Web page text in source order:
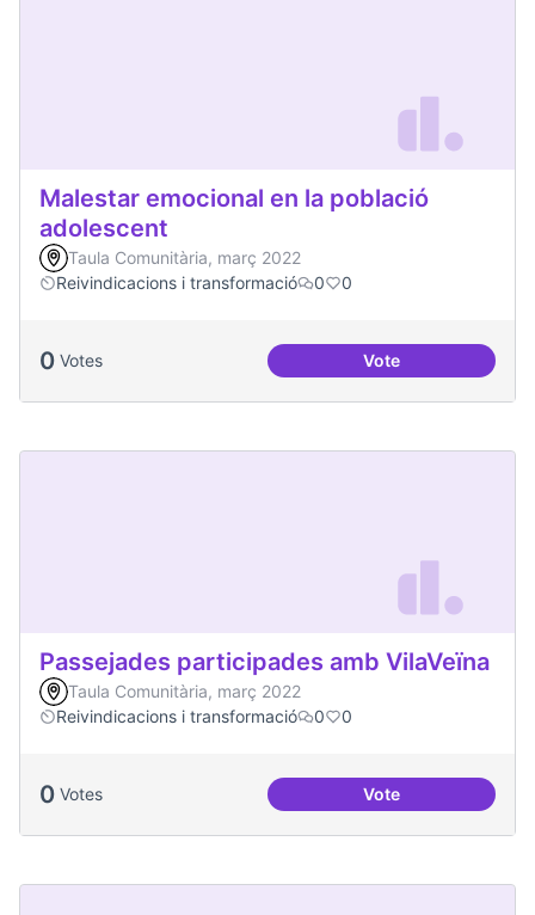
Malestar emocional en la població
adolescent
Taula Comunitària, març 2022
Reivindicacions i transformació
0 0
0 Votes VoteMalestar
Passejades participades amb VilaVeïna
Taula Comunitària, març 2022
Reivindicacions i transformació
0 0
0 Votes VotePassejades